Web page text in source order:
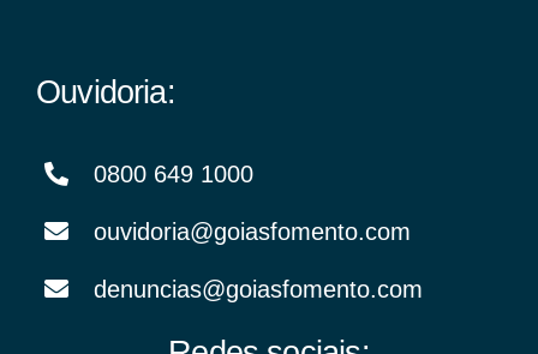
Ouvidoria:
0800 649 1000
ouvidoria@goiasfomento.com
denuncias@goiasfomento.com